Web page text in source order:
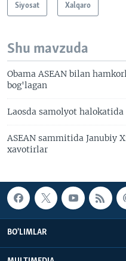
Siyosat Xalqaro
Shu mavzuda
Obama ASEAN bilan
bog'lagan
Laosda samolyot
ASEAN sammitida Janubiy
xavotirlar
BO'LIMLAR